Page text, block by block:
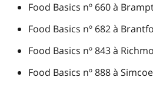
Food Basics nº 660 à
Food Basics nº 682 à
Food Basics nº 843 à
Food Basics nº 888 à Simcoe